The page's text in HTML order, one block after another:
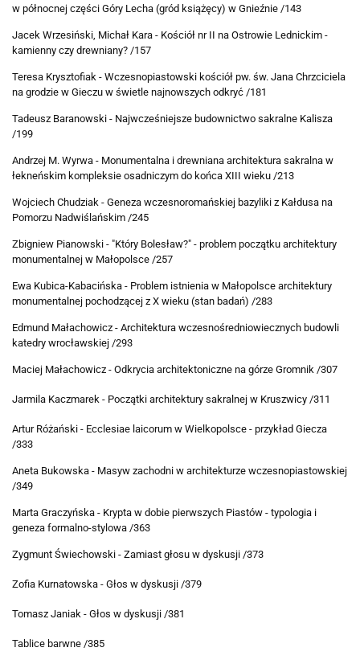
w północnej części Góry Lecha (gród książęcy) w Gnieźnie /143
Jacek Wrzesiński, Michał Kara - Kościół nr II na Ostrowie Lednickim -
kamienny czy drewniany? /157
Teresa Krysztofiak - Wczesnopiastowski kościół pw. św. Jana Chrzciciela
na grodzie w Gieczu w świetle najnowszych odkryć /181
Tadeusz Baranowski - Najwcześniejsze budownictwo sakralne Kalisza
/199
Andrzej M. Wyrwa - Monumentalna i drewniana architektura sakralna w
łekneńskim kompleksie osadniczym do końca XIII wieku /213
Wojciech Chudziak - Geneza wczesnoromańskiej bazyliki z Kałdusa na
Pomorzu Nadwiślańskim /245
Zbigniew Pianowski - "Który Bolesław?" - problem początku architektury
monumentalnej w Małopolsce /257
Ewa Kubica-Kabacińska - Problem istnienia w Małopolsce architektury
monumentalnej pochodzącej z X wieku (stan badań) /283
Edmund Małachowicz - Architektura wczesnośredniowiecznych budowli
katedry wrocławskiej /293
Maciej Małachowicz - Odkrycia architektoniczne na górze Gromnik /307
Jarmila Kaczmarek - Początki architektury sakralnej w Kruszwicy /311
Artur Różański - Ecclesiae laicorum w Wielkopolsce - przykład Giecza
/333
Aneta Bukowska - Masyw zachodni w architekturze wczesnopiastowskiej
/349
Marta Graczyńska - Krypta w dobie pierwszych Piastów - typologia i
geneza formalno-stylowa /363
Zygmunt Świechowski - Zamiast głosu w dyskusji /373
Zofia Kurnatowska - Głos w dyskusji /379
Tomasz Janiak - Głos w dyskusji /381
Tablice barwne /385